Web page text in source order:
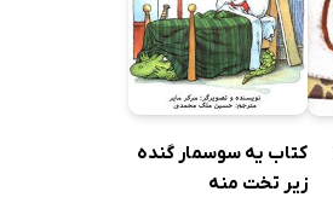
کتاب یه سوسمار گنده
زیر تخت منه